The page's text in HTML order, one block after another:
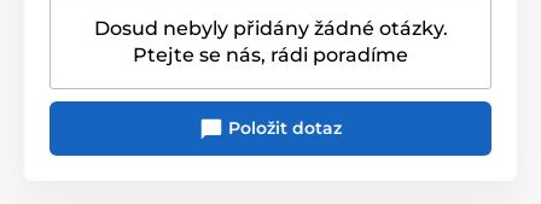
Dosud nebyly přidány žádné otázky.
Ptejte se nás, rádi poradíme
Položit dotaz